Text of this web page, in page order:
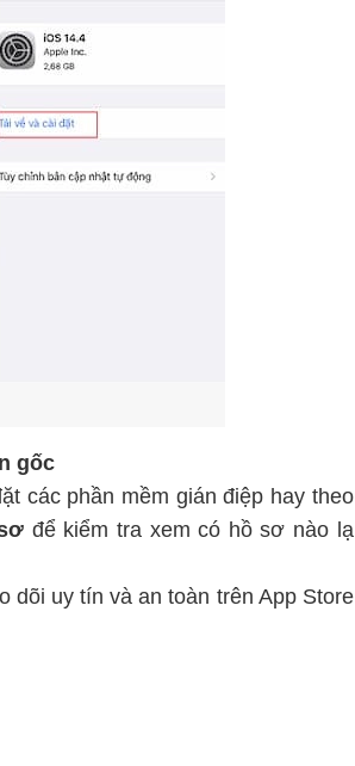
gốc
các phần mềm gián điệp hay theo
để kiểm tra xem có hồ sơ nào lạ
dõi uy tín và an toàn trên App Store